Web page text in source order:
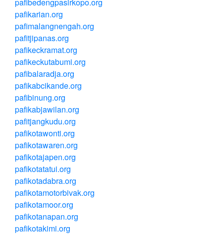
pafikarian.org
pafimalangnengah.org
pafitjipanas.org
pafikeckramat.org
pafikeckutabumi.org
pafibalaradja.org
pafikabcikande.org
pafibinung.org
pafikabjawilan.org
pafitjangkudu.org
pafikotawonti.org
pafikotawaren.org
pafikotajapen.org
pafikotatatui.org
pafikotadabra.org
pafikotamotorbivak.org
pafikotamoor.org
pafikotanapan.org
pafikotakimi.org